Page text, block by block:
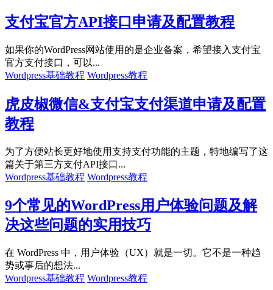
支付宝官方API接口申请及配置教程
如果你的WordPress网站使用的是企业备案，希望接入支付宝
官方支付接口，可以...
Wordpress基础教程 Wordpress教程
虎皮椒微信&支付宝支付渠道申请及配置
教程
为了方便站长更好地使用支持支付功能的主题，特地编写了这
篇关于第三方支付API接口...
Wordpress基础教程 Wordpress教程
9个常见的WordPress用户体验问题及解
决这些问题的实用技巧
在 WordPress 中，用户体验（UX）就是一切。它不是一种趋
势或事后的想法...
Wordpress基础教程 Wordpress教程